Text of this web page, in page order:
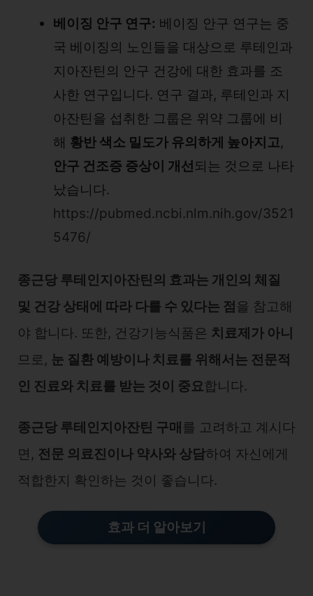
베이징 안구 연구: 베이징 안구 연구는 중
국 베이징의 노인들을 대상으로 루테인과
지아잔틴의 안구 건강에 대한 효과를 조
사한 연구입니다. 연구 결과, 루테인과 지
아잔틴을 섭취한 그룹은 위약 그룹에 비
해 황반 색소 밀도가 유의하게 높아지고,
안구 건조증 증상이 개선되는 것으로 나타
났습니다.
https://pubmed.ncbi.nlm.nih.gov/3521
5476/
종근당 루테인지아잔틴의 효과는 개인의 체질
및 건강 상태에 따라 다를 수 있다는 점 을 참고해
야 합니다. 또한, 건강기능식품은 치료제가 아니
므로, 눈 질환 예방이나 치료를 위해서는 전문적
인 진료와 치료를 받는 것이 중요합니다.
종근당 루테인지아잔틴 구매 를 고려하고 계시다
면, 전문 의료진이나 약사와 상담하여 자신에게
적합한지 확인하는 것이 좋습니다.
효과 더 알아보기